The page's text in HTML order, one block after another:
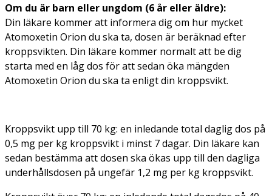
Om du är barn eller ungdom (6 år eller äldre):
Din läkare kommer att informera dig om hur mycket
Atomoxetin Orion du ska ta, dosen är beräknad efter
kroppsvikten. Din läkare kommer normalt att be dig
starta med en låg dos för att sedan öka mängden
Atomoxetin Orion du ska ta enligt din kroppsvikt.
Kroppsvikt upp till 70 kg: en inledande total daglig dos på
0,5 mg per kg kroppsvikt i minst 7 dagar. Din läkare kan
sedan bestämma att dosen ska ökas upp till den dagliga
underhållsdosen på ungefär 1,2 mg per kg kroppsvikt.